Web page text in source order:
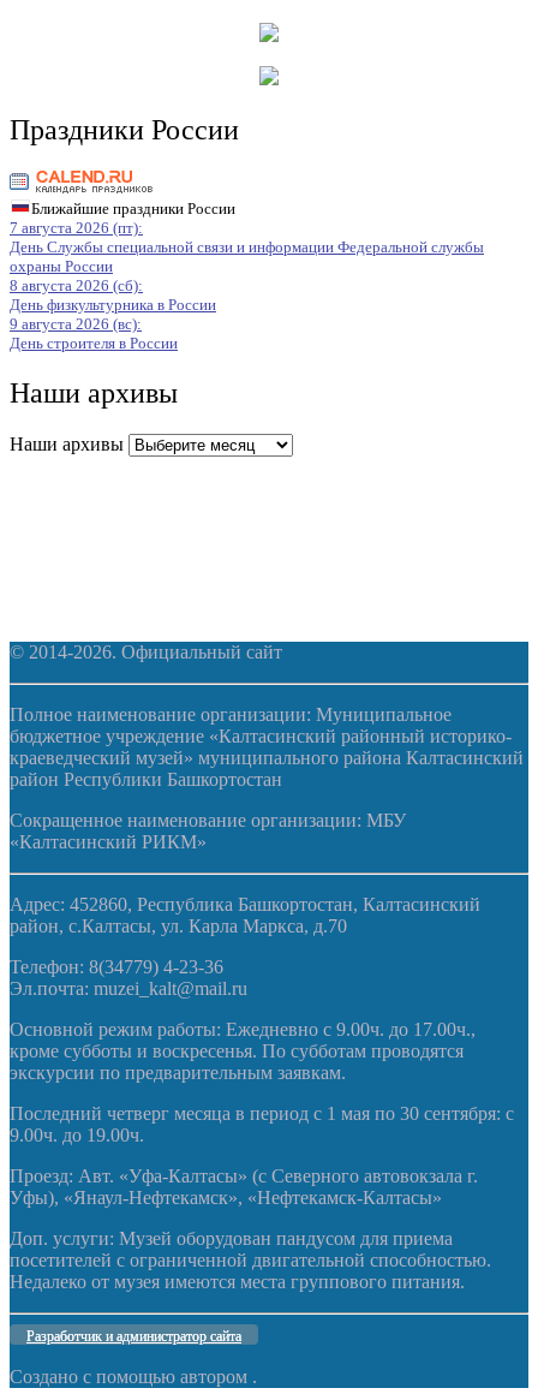
Праздники России
Ближайшие праздники России
7 августа 2026 (пт):
День Службы специальной связи и информации Федеральной службы
охраны России
8 августа 2026 (сб):
День физкультурника в России
9 августа 2026 (вс):
День строителя в России
Наши архивы
Наши архивы
© 2014-2026. Официальный сайт
Полное наименование организации: Муниципальное
бюджетное учреждение «Калтасинский районный историко-
краеведческий музей» муниципального района Калтасинский
район Республики Башкортостан
Сокращенное наименование организации: МБУ
«Калтасинский РИКМ»
Адрес: 452860, Республика Башкортостан, Калтасинский
район, с.Калтасы, ул. Карла Маркса, д.70
Телефон: 8(34779) 4-23-36
Эл.почта: muzei_kalt@mail.ru
Основной режим работы: Ежедневно с 9.00ч. до 17.00ч.,
кроме субботы и воскресенья. По субботам проводятся
экскурсии по предварительным заявкам.
Последний четверг месяца в период с 1 мая по 30 сентября: с
9.00ч. до 19.00ч.
Проезд: Авт. «Уфа-Калтасы» (с Северного автовокзала г.
Уфы), «Янаул-Нефтекамск», «Нефтекамск-Калтасы»
Доп. услуги: Музей оборудован пандусом для приема
посетителей с ограниченной двигательной способностью.
Недалеко от музея имеются места группового питания.
Разработчик и администратор сайта
Создано с помощью автором .